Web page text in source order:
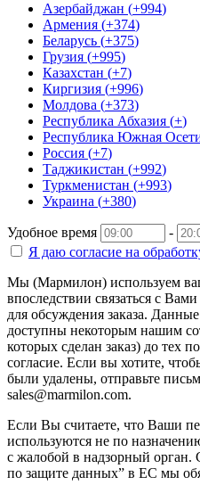
Азербайджан (+994)
Армения (+374)
Беларусь (+375)
Грузия (+995)
Казахстан (+7)
Киргизия (+996)
Молдова (+373)
Республика Абхазия (+)
Республика Южная
Россия (+7)
Таджикистан (+992)
Туркменистан (+993)
Украина (+380)
Удобное время
-
Я даю согласие на
Мы (Мармилон) используем
впоследствии связаться с
для обсуждения заказа.
доступны некоторым нашим
которых сделан заказ) до тех
согласие. Если вы хотите,
были удалены, отправьте
sales@marmilon.com.
Если Вы считаете, что Ваши
используются не по
с жалобой в надзорный орган.
по защите данных” в ЕС мы